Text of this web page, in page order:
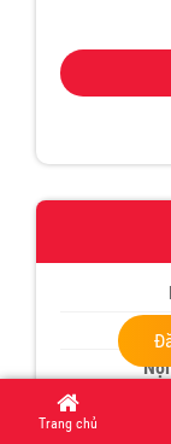
Trang chủ